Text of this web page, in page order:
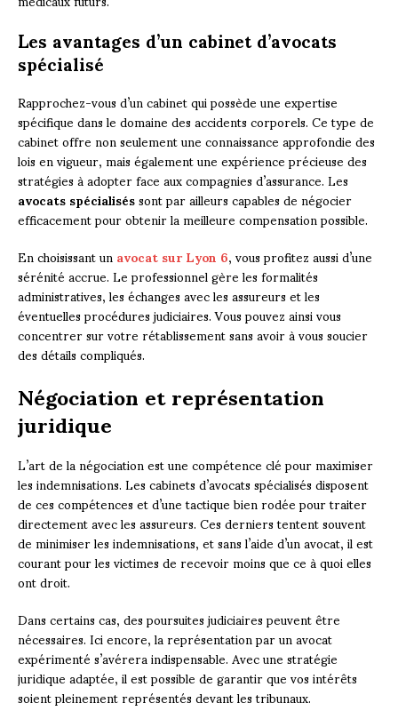
Les avantages d’un cabinet d’avocats
spécialisé
Rapprochez-vous d’un cabinet qui possède une expertise
spécifique dans le domaine des accidents corporels. Ce type de
cabinet offre non seulement une connaissance approfondie des
lois en vigueur, mais également une expérience précieuse des
stratégies à adopter face aux compagnies d’assurance. Les
avocats spécialiséssont par ailleurs capables de négocier
efficacement pour obtenir la meilleure compensation possible.
En choisissant unavocat sur Lyon 6, vous profitez aussi d’une
sérénité accrue. Le professionnel gère les formalités
administratives, les échanges avec les assureurs et les
éventuelles procédures judiciaires. Vous pouvez ainsi vous
concentrer sur votre rétablissement sans avoir à vous soucier
des détails compliqués.
Négociation et représentation
juridique
L’art de la négociation est une compétence clé pour maximiser
les indemnisations. Les cabinets d’avocats spécialisés disposent
de ces compétences et d’une tactique bien rodée pour traiter
directement avec les assureurs. Ces derniers tentent souvent
de minimiser les indemnisations, et sans l’aide d’un avocat, il est
courant pour les victimes de recevoir moins que ce à quoi elles
ont droit.
Dans certains cas, des poursuites judiciaires peuvent être
nécessaires. Ici encore, la représentation par un avocat
expérimenté s’avérera indispensable. Avec une stratégie
juridique adaptée, il est possible de garantir que vos intérêts
soient pleinement représentés devant les tribunaux.